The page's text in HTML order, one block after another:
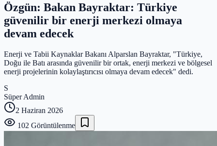
Özgün: Bakan Bayraktar: Türkiye
güvenilir bir enerji merkezi olmaya
devam edecek
Enerji ve Tabii Kaynaklar Bakanı Alparslan Bayraktar, "Türkiye,
Doğu ile Batı arasında güvenilir bir ortak, enerji merkezi ve bölgesel
enerji projelerinin kolaylaştırıcısı olmaya devam edecek" dedi.
S
Süper Admin
2 Haziran 2026
102 Görüntülenme